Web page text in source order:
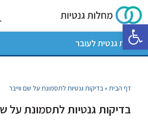
פתח סרגל נגישות
בדיקות גנטית לעובר
דף הבית» בדיקות גנטיות לתסמונת על שם ווייבר
בדיקות גנטיות לתסמונת על